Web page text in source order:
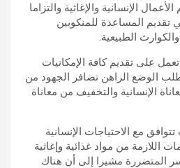
الإنسانية والإغاثية والتزاما
تقديم المساعدة للمنكوبين
الطبيعية.
على تقديم كافة الإمكانيات
الوضع الراهن تضافر الجهود من
الإنسانية والتخفيف من معاناة
مع الاحتياجات الإنسانية
اللازمة من مواد غذائية وإغاثية
المتضررة مشيرا إلى أن هناك